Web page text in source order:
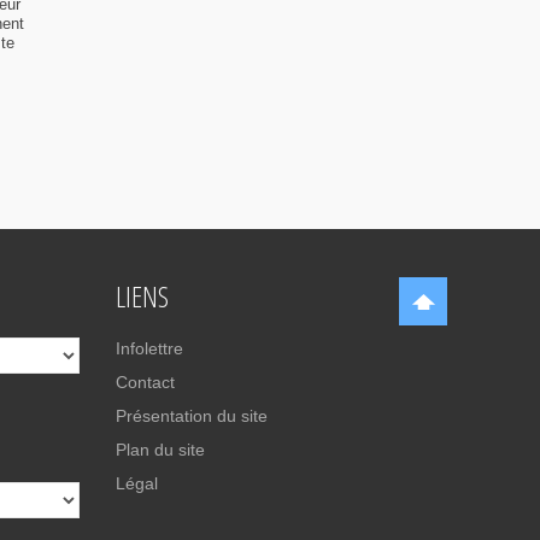
LIENS
Infolettre
Contact
Présentation du site
Plan du site
Légal